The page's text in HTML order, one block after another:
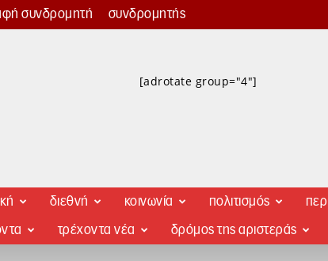
συνδρομητή συνδρομητής
[adrotate group="4"]
διεθνή κοινωνία πολιτισμός
τρέχοντα νέα δρόμος της αριστεράς